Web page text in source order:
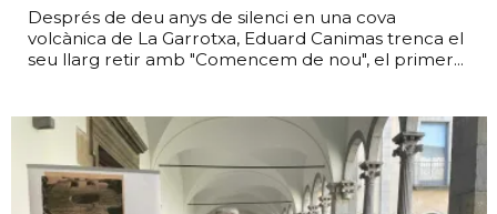
Després de deu anys de silenci en una cova
volcànica de La Garrotxa, Eduard Canimas trenca el
seu llarg retir amb "Comencem de nou", el primer...